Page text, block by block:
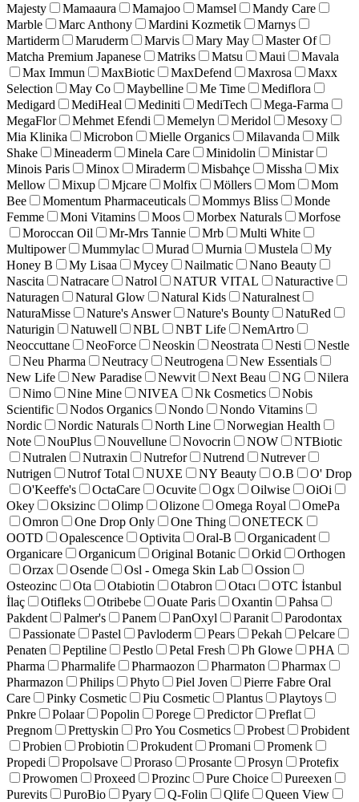
Majesty
Mamaaura Mamajoo Mamsel
Mandy Care
Marble
Marc Anthony Mardini Kozmetik
Marnys
Martiderm
Maruderm Marvis Mary May
Master Of
Matcha Premium Japanese
Matriks Matsu Maui
Mavala
Max Immun
MaxBiotic MaxDefend Maxrosa
Maxx
Selection
May Co Maybelline Me Time
Mediflora
Medigard
MediHeal Mediniti MediTech Mega-Farma
MegaFlor
Mehmet Efendi Memelyn Meridol
Mesoxy
Mia Klinika
Microbon Mielle Organics Milavanda
Milk
Shake
Mineaderm Minela Care Minidolin
Ministar
Minois Paris
Minox Miraderm Misbahçe Missha
Mix
Mellow
Mixup Mjcare Molfix Möllers Mom
Mom
Bee
Momentum Pharmaceuticals Mommys Bliss
Monde
Femme
Moni Vitamins Moos Morbex Naturals
Morfose
Moroccan Oil
Mr-Mrs Tannie Mrb
Multi White
Multipower
Mummylac Murad Murnia Mustela
My
Honey B
My Lisaa Mycey Nailmatic
Nano Beauty
Nascita
Natracare Natrol NATUR VITAL
Naturactive
Naturagen
Natural Glow Natural Kids
Naturalnest
NaturaMisse
Nature's Answer Nature's Bounty
NatuRed
Naturigin
Natuwell NBL NBT Life
NemArtro
Neoccuttane
NeoForce Neoskin Neostrata Nesti
Nestle
Neu Pharma
Neutracy Neutrogena
New Essentials
New Life
New Paradise Newvit Next Beau NG
Nilera
Nimo
Nine Mine NIVEA Nk Cosmetics
Nobis
Scientific
Nodos Organics Nondo
Nondo Vitamins
Nordic
Nordic Naturals North Line
Norwegian Health
Note
NouPlus Nouvellune Novocrin NOW
NTBiotic
Nutralen
Nutraxin Nutrefor Nutrend
Nutrever
Nutrigen
Nutrof Total NUXE NY Beauty O.B
O' Drop
O'Keeffe's
OctaCare Ocuvite Ogx Oilwise
OiOi
Okey
Oksizinc Olimp Olizone Omega Royal
OmePa
Omron
One Drop Only One Thing
ONETECK
OOTD
Opalescence Optivita Oral-B
Organicadent
Organicare
Organicum Original Botanic Orkid
Orthogen
Orzax
Osende Osl - Omega Skin Lab
Ossion
Osteozinc
Ota Otabiotin Otabron Otacı
OTC İstanbul
İlaç
Otifleks Otribebe Ouate Paris Oxantin
Pahsa
Pakdent
Palmer's Panem PanOxyl Paranit
Parodontax
Passionate
Pastel Pavloderm Pears Pekah
Pelcare
Penaten
Peptiline Pestlo Petal Fresh Ph Glowe
PHA
Pharma
Pharmalife Pharmaozon Pharmaton
Pharmax
Pharmazon
Philips Phyto Piel Joven
Pierre Fabre Oral
Care
Pinky Cosmetic Piu Cosmetic Plantus
Playtoys
Pnkre
Polaar Popolin Porege Predictor
Preflat
Pregnom
Prettyskin Pro You Cosmetics Probest
Probident
Probien
Probiotin Prokudent Promani
Promenk
Propedi
Propolsave Proraso Prosante Prosyn
Protefix
Prowomen
Proxeed Prozinc Pure Choice
Pureexen
Purevits
PuroBio Pyary Q-Folin Qlife
Queen View